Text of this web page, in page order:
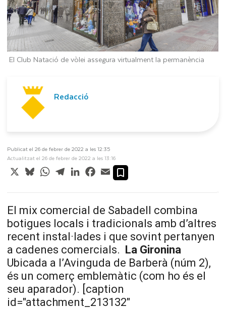
El Club Natació de vòlei assegura virtualment la permanència
Redacció
Publicat el 26 de febrer de 2022 a les 12:35
Actualitzat el 26 de febrer de 2022 a les 13:16
X BlueskyWhatsApp
TelegramLinkedInFacebook
Email
El mix comercial de Sabadell combina
botigues locals i tradicionals amb d’altres
recent instal·lades i que sovint pertanyen
a cadenes comercials. La Gironina
Ubicada a l’Avinguda de Barberà (núm 2),
és un comerç emblemàtic (com ho és el
seu aparador). [caption
id="attachment_213132"